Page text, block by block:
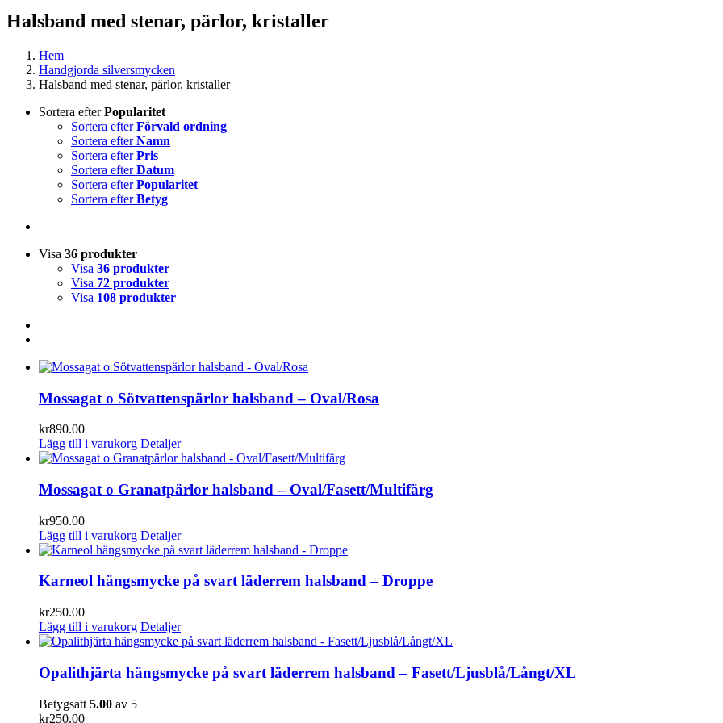
Halsband med stenar, pärlor, kristaller
Hem
Handgjorda silversmycken
Halsband med stenar, pärlor, kristaller
Sortera efterPopularitet
Sortera efterFörvald ordning
Sortera efterNamn
Sortera efterPris
Sortera efterDatum
Sortera efterPopularitet
Sortera efterBetyg
Visa 36 produkter
Visa 36 produkter
Visa 72 produkter
Visa 108 produkter
Mossagat o Sötvattenspärlor halsband – Oval/Rosa
kr890.00
Lägg till i varukorg Detaljer
Mossagat o Granatpärlor halsband – Oval/Fasett/Multifärg
kr950.00
Lägg till i varukorg Detaljer
Karneol hängsmycke på svart läderrem halsband – Droppe
kr250.00
Lägg till i varukorg Detaljer
Opalithjärta hängsmycke på svart läderrem halsband – Fasett/Ljusblå/Långt/XL
Betygsatt 5.00 av 5
kr250.00